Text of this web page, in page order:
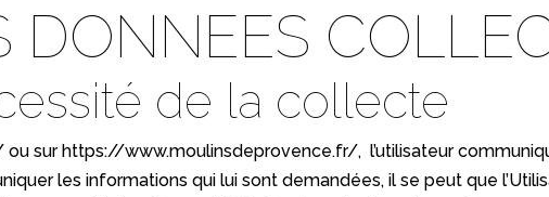
DONNEES
de la collecte
ou surhttps://www.moulinsdeprovence.fr/, l’utilisateur
les informations qui lui sont demandées, il se peut que